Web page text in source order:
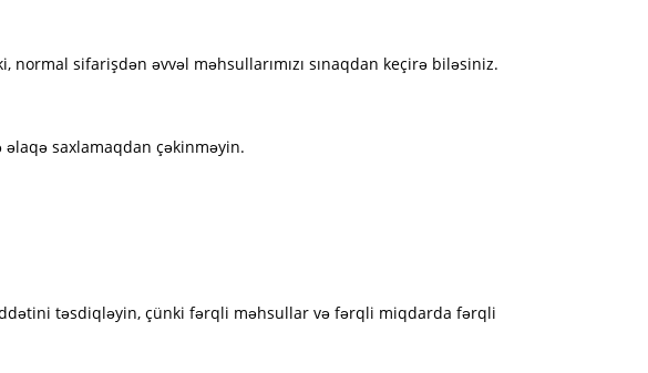
sifarişdən əvvəl məhsullarımızı sınaqdan keçirə biləsiniz.
saxlamaqdan çəkinməyin.
təsdiqləyin, çünki fərqli məhsullar və fərqli miqdarda fərqli